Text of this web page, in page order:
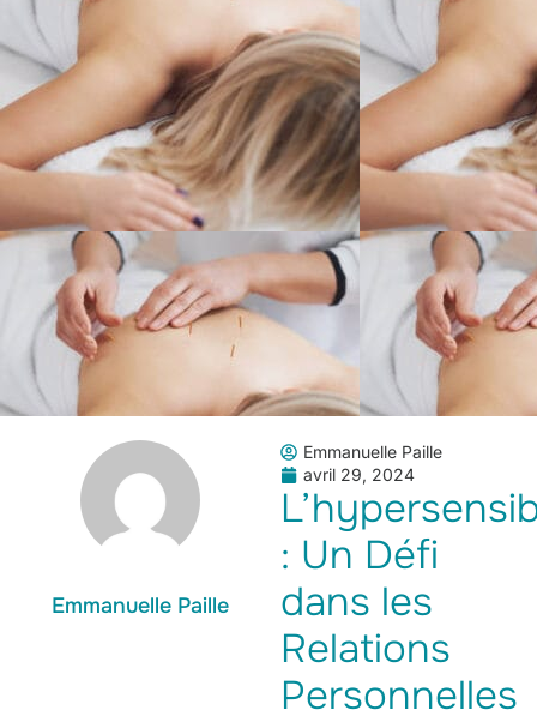
Emmanuelle Paille
Emmanuelle Paille
avril 29, 2024
: Un Défi
dans les
Relations
Personnelles